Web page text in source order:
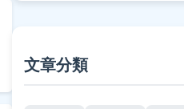
文章分類